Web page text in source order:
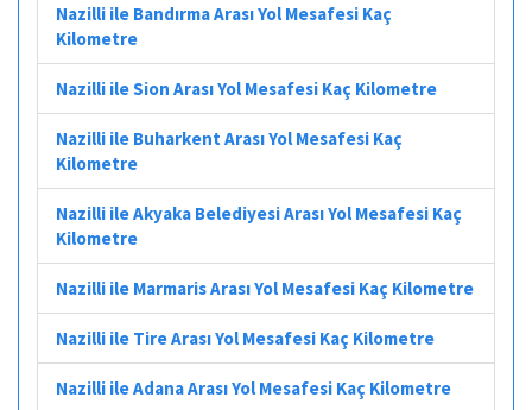
Nazilli ile Bandırma Arası Yol Mesafesi Kaç
Kilometre
Nazilli ile Sion Arası Yol Mesafesi Kaç Kilometre
Nazilli ile Buharkent Arası Yol Mesafesi Kaç
Kilometre
Nazilli ile Akyaka Belediyesi Arası Yol Mesafesi Kaç
Kilometre
Nazilli ile Marmaris Arası Yol Mesafesi Kaç Kilometre
Nazilli ile Tire Arası Yol Mesafesi Kaç Kilometre
Nazilli ile Adana Arası Yol Mesafesi Kaç Kilometre